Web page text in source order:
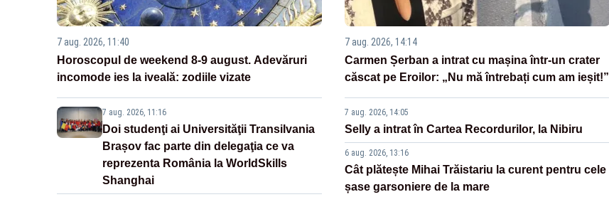
7 aug. 2026, 11:40
Horoscopul de weekend 8-9 august. Adevăruri
incomode ies la iveală: zodiile vizate
7 aug. 2026, 11:16
Doi studenţi ai Universităţii Transilvania
Brașov fac parte din delegaţia ce va
reprezenta România la WorldSkills
Shanghai
7 aug. 2026, 14:14
Carmen Șerban a intrat cu mașina într-un crater
căscat pe Eroilor: „Nu mă întrebați cum am ieșit!”
7 aug. 2026, 14:05
Selly a intrat în Cartea Recordurilor, la Nibiru
6 aug. 2026, 13:16
Cât plătește Mihai Trăistariu la curent pentru cele
șase garsoniere de la mare